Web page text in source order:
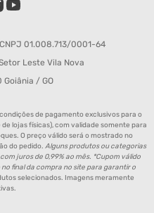
01.008.713/0001-64
Leste Vila Nova
Goiânia / GO
de pagamento exclusivos para o
lojas físicas), com validade somente para
O preço válido será o mostrado no
do pedido. Alguns produtos ou categorias
juros de 0,99% ao mês. *Cupom válido
final da compra no site para garantir o
selecionados. Imagens meramente